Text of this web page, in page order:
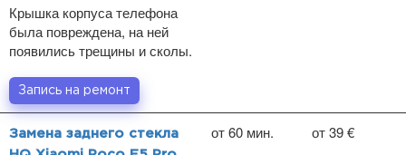
Крышка корпуса телефона
была повреждена, на ней
появились трещины и сколы.
Запись на ремонт
Замена заднего стекла
от 60 мин. от 39 €